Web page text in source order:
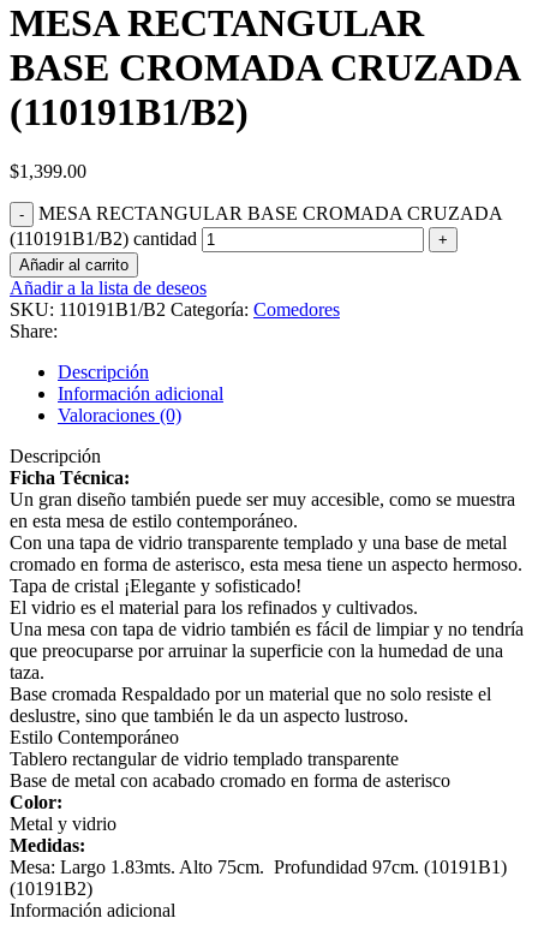
MESA RECTANGULAR
BASE CROMADA CRUZADA
(110191B1/B2)
$1,399.00
MESA RECTANGULAR BASE CROMADA CRUZADA
(110191B1/B2) cantidad
Añadir al carrito
Añadir a la lista de deseos
SKU: 110191B1/B2 Categoría: Comedores
Share:
Descripción
Información adicional
Valoraciones (0)
Descripción
Ficha Técnica:
Un gran diseño también puede ser muy accesible, como se muestra
en esta mesa de estilo contemporáneo.
Con una tapa de vidrio transparente templado y una base de metal
cromado en forma de asterisco, esta mesa tiene un aspecto hermoso.
Tapa de cristal ¡Elegante y sofisticado!
El vidrio es el material para los refinados y cultivados.
Una mesa con tapa de vidrio también es fácil de limpiar y no tendría
que preocuparse por arruinar la superficie con la humedad de una
taza.
Base cromada Respaldado por un material que no solo resiste el
deslustre, sino que también le da un aspecto lustroso.
Estilo Contemporáneo
Tablero rectangular de vidrio templado transparente
Base de metal con acabado cromado en forma de asterisco
Color:
Metal y vidrio
Medidas:
Mesa: Largo 1.83mts. Alto 75cm. Profundidad 97cm. (10191B1)
(10191B2)
Información adicional